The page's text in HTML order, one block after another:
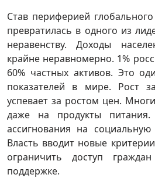
Став периферией
превратилась в одного из
неравенству. Доходы
крайне неравномерно. 1%
60% частных активов. Это
показателей в мире. Рост
успевает за ростом цен.
даже на продукты
ассигнования на
Власть вводит новые
ограничить доступ
поддержке.